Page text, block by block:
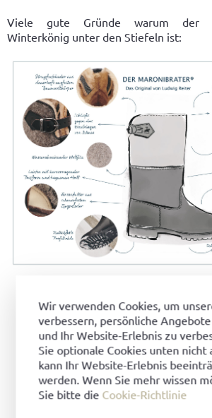
Wir verwenden Cookies, um
verbessern, persönliche
und Ihr Website-Erlebnis zu
Sie optionale Cookies unten nicht
kann Ihr Website-Erlebnis
werden. Wenn Sie mehr wissen
Sie bitte die Cookie-Richtlinie
Viele gute Gründe warum der
Winterkönig unter den Stiefeln ist:
MARONIBRATER® FÜR
MARONIBRATER® FÜR